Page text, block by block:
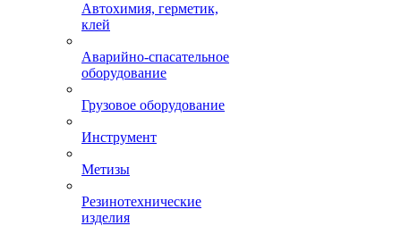
Автохимия, герметик,
клей
Аварийно-спасательное
оборудование
Грузовое оборудование
Инструмент
Метизы
Резинотехнические
изделия